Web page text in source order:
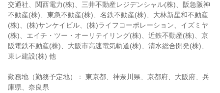
交通社、関西電力(株)、三井不動産レジデンシャル(株)、阪急阪神
不動産(株)、東急不動産(株)、名鉄不動産(株)、大林新星和不動産
(株)、(株)サンケイビル、(株)ライフコーポレーション、イズミヤ
(株)、エイチ・ツー・オーリテイリング(株)、近鉄不動産(株)、京
阪電鉄不動産(株)、大阪市高速電気軌道(株)、清水総合開発(株)、
東レ建設(株) 他
勤務地（勤務予定地）： 東京都、神奈川県、京都府、大阪府、兵
庫県、奈良県